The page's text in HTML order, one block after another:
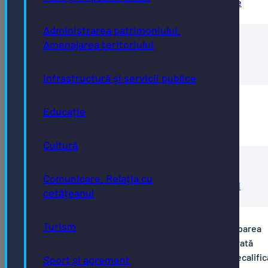
Administrarea patrimoniului.
Amenajarea teritoriului
Infrastructură și servicii publice
Educație
Cultură
Comunicare. Relația cu
cetățeanul
Turism
Sport și agrement
Anunt-Concurs-12.08.2025-agent-deratizare
Rezultat final
Rezultat proba interviu
Rezultatul-selectiei-dosarelor-de-concurs-1
Anunț concurs 30.06.2025, ora 09:00, pentru ocuparea
funcției contractuale de execuție vacante, pe durată
nedeterminată cu normă întreagă, de muncitor